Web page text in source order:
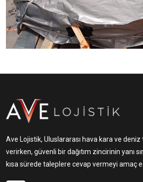
Ave Lojistik, Uluslararası hava kara ve deniz
verirken, güvenli bir dağıtım zincirinin yanı
kısa sürede taleplere cevap vermeyi amaç